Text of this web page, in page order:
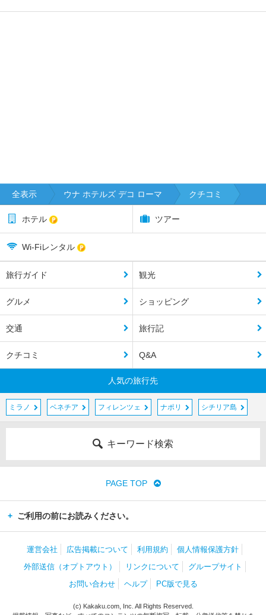
全表示 ウナ ホテルズ デコ ローマ クチコミ
ホテル ツアー
Wi-Fiレンタル
旅行ガイド 観光
グルメ ショッピング
交通 旅行記
クチコミ Q&A
人気の旅行先
ミラノ ベネチア フィレンツェ ナポリ シチリア島
キーワード検索
PAGE TOP
ご利用の前にお読みください。
運営会社 広告掲載について 利用規約
個人情報保護方針
外部送信（オプトアウト）
リンクについて
グループサイト
お問い合わせ
ヘルプ PC版で見る
(c) Kakaku.com, Inc. All Rights Reserved.